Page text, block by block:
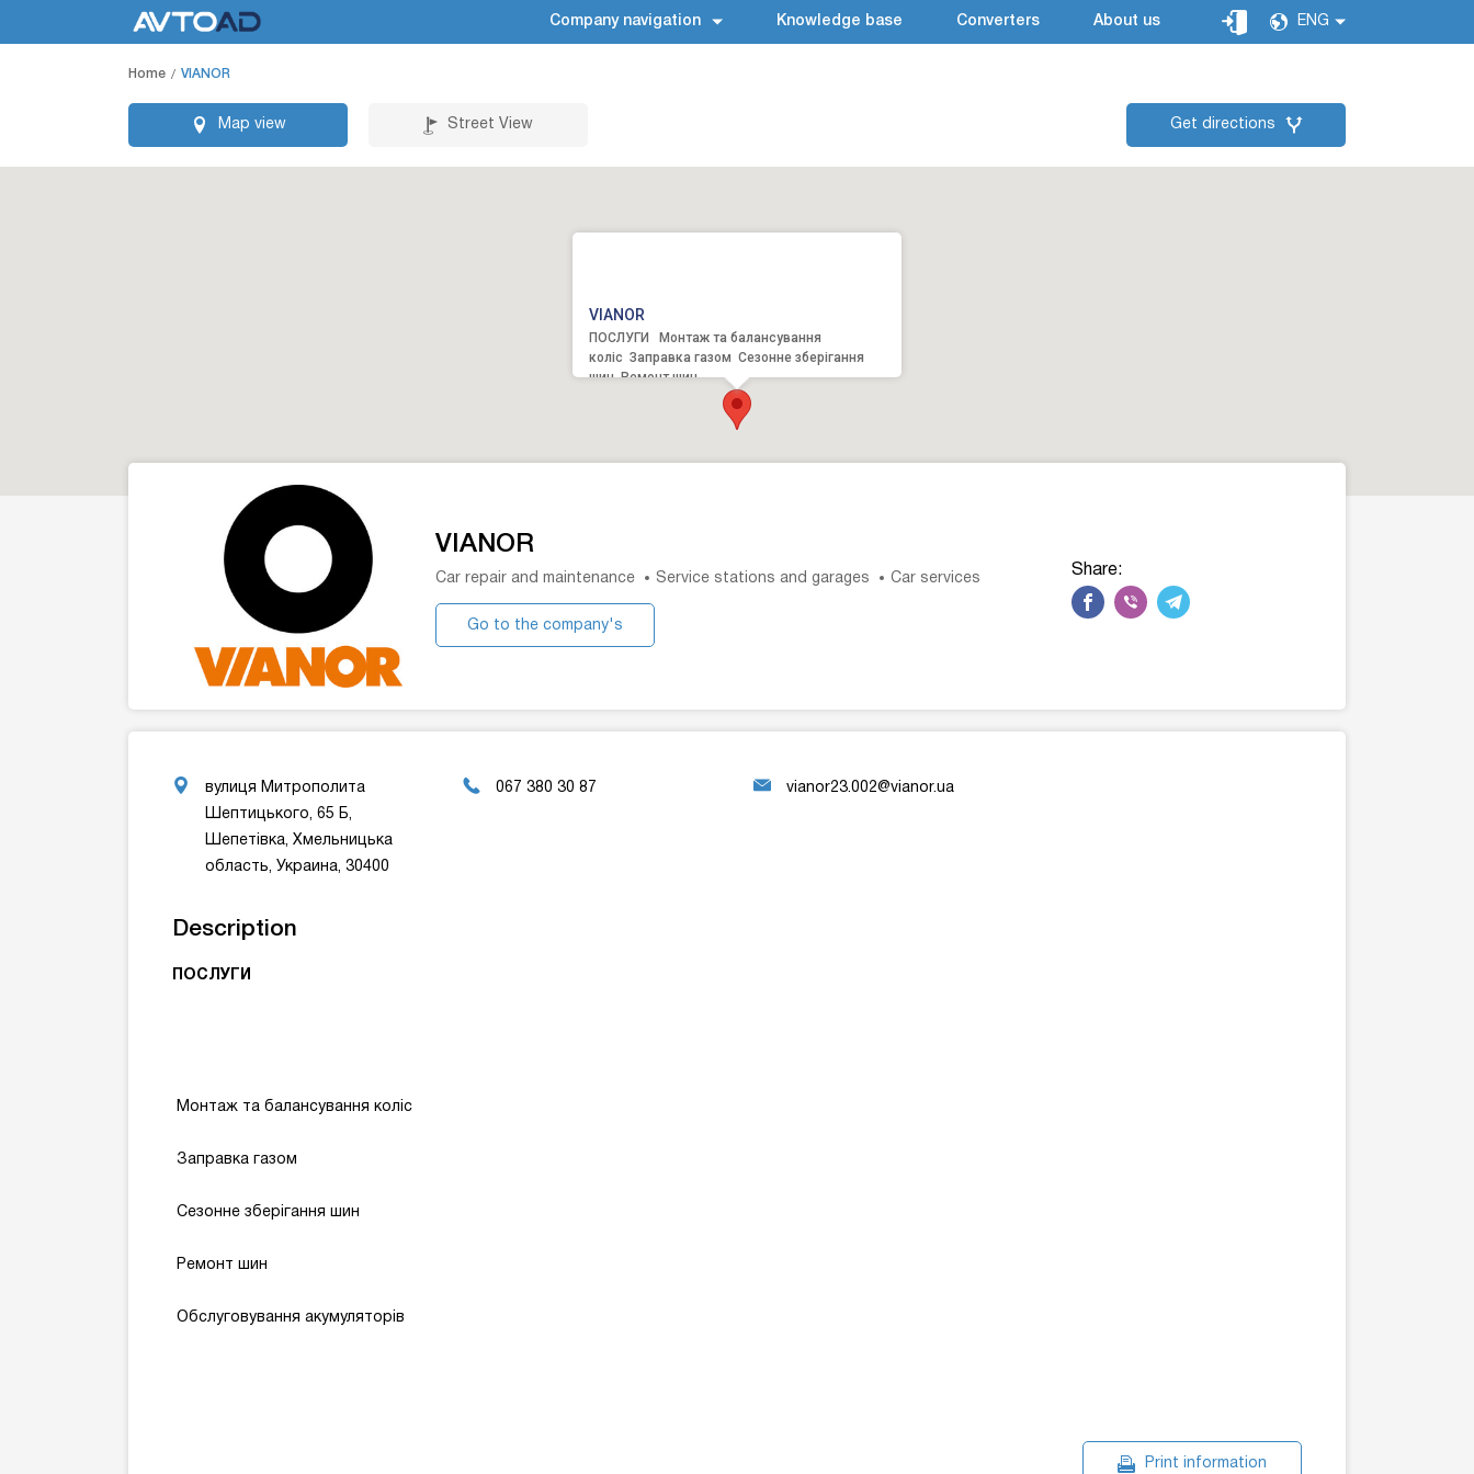
Company navigation Knowledge base Converters About us ENG
Home VIANOR
Map view Street View Get directions
VIANOR
ПОСЛУГИ Монтаж та балансування
коліс Заправка газом Сезонне зберігання
шин Ремонт шин ...
VIANOR
Car repair and maintenance Service stations and garages Car services
Go to the company's
Share:
вулиця Митрополита
Шептицького, 65 Б,
Шепетівка, Хмельницька
область, Украина, 30400
067 380 30 87 vianor23.002@vianor.ua
Description
ПОСЛУГИ
Монтаж та балансування коліс
Заправка газом
Сезонне зберігання шин
Ремонт шин
Обслуговування акумуляторів
Print information